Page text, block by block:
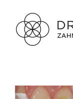
springen